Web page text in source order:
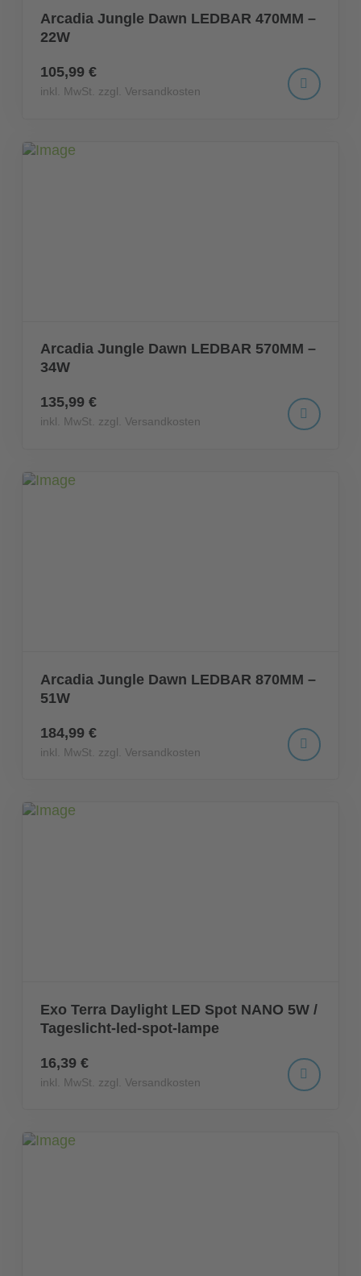
Arcadia Jungle Dawn LEDBAR 470MM –
22W
105,99 €
inkl. MwSt. zzgl. Versandkosten
Arcadia Jungle Dawn LEDBAR 570MM –
34W
135,99 €
inkl. MwSt. zzgl. Versandkosten
Arcadia Jungle Dawn LEDBAR 870MM –
51W
184,99 €
inkl. MwSt. zzgl. Versandkosten
Exo Terra Daylight LED Spot NANO 5W /
Tageslicht-led-spot-lampe
16,39 €
inkl. MwSt. zzgl. Versandkosten